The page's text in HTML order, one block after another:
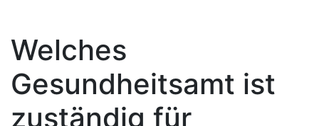
Welches
Gesundheitsamt ist
zuständig für